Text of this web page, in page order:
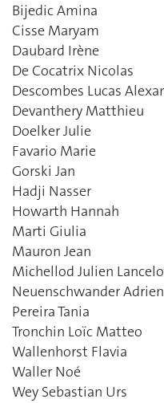
Bijedic Amina
Cisse Maryam
Daubard Irène
De Cocatrix Nicolas
Descombes Lucas
Devanthery Matthieu
Doelker Julie
Favario Marie
Gorski Jan
Hadji Nasser
Howarth Hannah
Marti Giulia
Mauron Jean
Michellod Julien
Neuenschwander Adrien
Pereira Tania
Tronchin Loïc Matteo
Wallenhorst Flavia
Waller Noé
Wey Sebastian Urs